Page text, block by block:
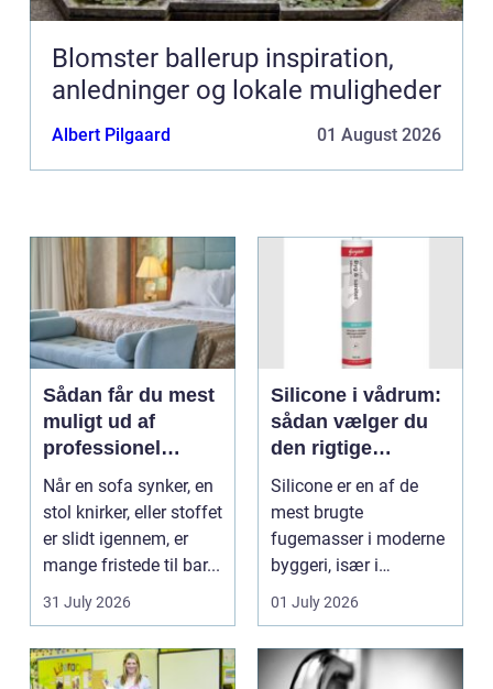
Blomster ballerup inspiration,
anledninger og lokale muligheder
Albert Pilgaard 01 August 2026
Sådan får du mest
muligt ud af
professionel
møbelpolstring
Når en sofa synker, en
stol knirker, eller stoffet
er slidt igennem, er
mange fristede til bar...
31 July 2026
Silicone i vådrum:
sådan vælger du
den rigtige
fugemasse
Silicone er en af de
mest brugte
fugemasser i moderne
byggeri, især i
badeværelser,
køkkener og andr...
01 July 2026